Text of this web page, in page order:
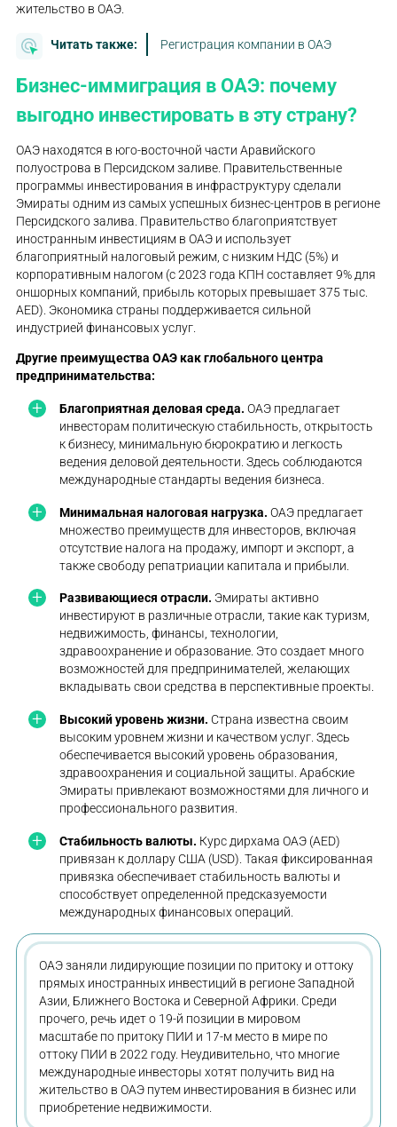
жительство в ОАЭ.
Читать также: Регистрация компании в ОАЭ
Бизнес-иммиграция в ОАЭ: почему
выгодно инвестировать в эту страну?
ОАЭ находятся в юго-восточной части Аравийского
полуострова в Персидском заливе. Правительственные
программы инвестирования в инфраструктуру сделали
Эмираты одним из самых успешных бизнес-центров в регионе
Персидского залива. Правительство благоприятствует
иностранным инвестициям в ОАЭ и использует
благоприятный налоговый режим, с низким НДС (5%) и
корпоративным налогом (с 2023 года КПН составляет 9% для
оншорных компаний, прибыль которых превышает 375 тыс.
AED). Экономика страны поддерживается сильной
индустрией финансовых услуг.
Другие преимущества ОАЭ как глобального центра
предпринимательства:
Благоприятная деловая среда.ОАЭ предлагает
инвесторам политическую стабильность, открытость
к бизнесу, минимальную бюрократию и легкость
ведения деловой деятельности. Здесь соблюдаются
международные стандарты ведения бизнеса.
Минимальная налоговая нагрузка. ОАЭ предлагает
множество преимуществ для инвесторов, включая
отсутствие налога на продажу, импорт и экспорт, а
также свободу репатриации капитала и прибыли.
Развивающиеся отрасли. Эмираты активно
инвестируют в различные отрасли, такие как туризм,
недвижимость, финансы, технологии,
здравоохранение и образование. Это создает много
возможностей для предпринимателей, желающих
вкладывать свои средства в перспективные проекты.
Высокий уровень жизни. Страна известна своим
высоким уровнем жизни и качеством услуг. Здесь
обеспечивается высокий уровень образования,
здравоохранения и социальной защиты. Арабские
Эмираты привлекают возможностями для личного и
профессионального развития.
Стабильность валюты. Курс дирхама ОАЭ (AED)
привязан к доллару США (USD). Такая фиксированная
привязка обеспечивает стабильность валюты и
способствует определенной предсказуемости
международных финансовых операций.
ОАЭ заняли лидирующие позиции по притоку и оттоку
прямых иностранных инвестиций в регионе Западной
Азии, Ближнего Востока и Северной Африки. Среди
прочего, речь идет о 19-й позиции в мировом
масштабе по притоку ПИИ и 17-м место в мире по
оттоку ПИИ в 2022 году. Неудивительно, что многие
международные инвесторы хотят получить вид на
жительство в ОАЭ путем инвестирования в бизнес или
приобретение недвижимости.